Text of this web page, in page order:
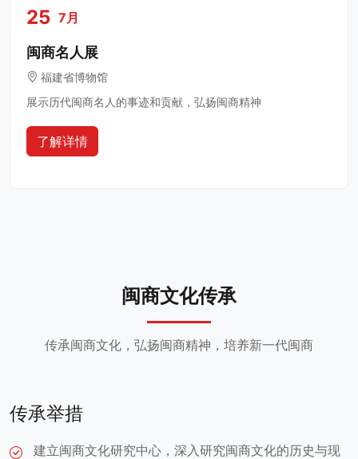
25 7月
闽商名人展
福建省博物馆
展示历代闽商名人的事迹和贡献，弘扬闽商精神
了解详情
闽商文化传承
传承闽商文化，弘扬闽商精神，培养新一代闽商
传承举措
建立闽商文化研究中心，深入研究闽商文化的历史与现